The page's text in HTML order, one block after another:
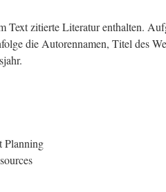
Text zitierte Literatur enthalten.
die Autorennamen, Titel des
Planning